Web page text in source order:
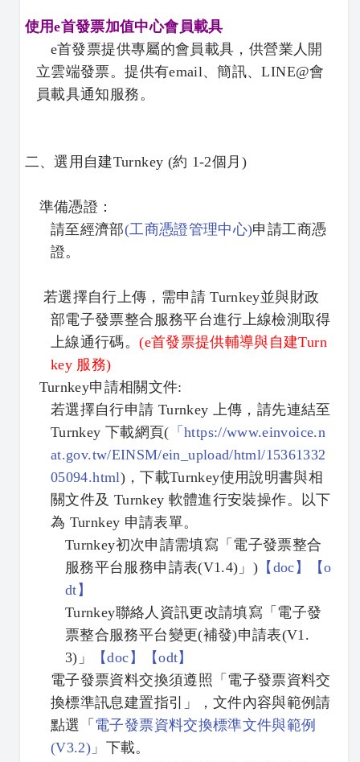
使用e首發票加值中心會員載具
e首發票提供專屬的會員載具，供營業人開
立雲端發票。提供有email、簡訊、LINE@會
員載具通知服務。
二、選用自建Turnkey (約 1-2個月)
準備憑證：
請至經濟部(工商憑證管理中心)申請工商憑
證。
若選擇自行上傳，需申請 Turnkey並與財政
部電子發票整合服務平台進行上線檢測取得
上線通行碼。(e首發票提供輔導與自建Turn
key 服務)
Turnkey申請相關文件:
若選擇自行申請 Turnkey 上傳，請先連結至
Turnkey 下載網頁( 「https://www.einvoice.n
at.gov.tw/EINSM/ein_upload/html/15361332
05094.html)，下載Turnkey使用說明書與相
關文件及 Turnkey 軟體進行安裝操作。以下
為 Turnkey 申請表單。
Turnkey初次申請需填寫「電子發票整合
服務平台服務申請表(V1.4)」) 【 doc】 【o
dt】
Turnkey聯絡人資訊更改請填寫「電子發
票整合服務平台變更(補發)申請表(V1.
3)」
【doc】 【odt】
電子發票資料交換須遵照「電子發票資料交
換標準訊息建置指引」，文件內容與範例請
點選「 電子發票資料交換標準文件與範例
(V3.2)」 下載。